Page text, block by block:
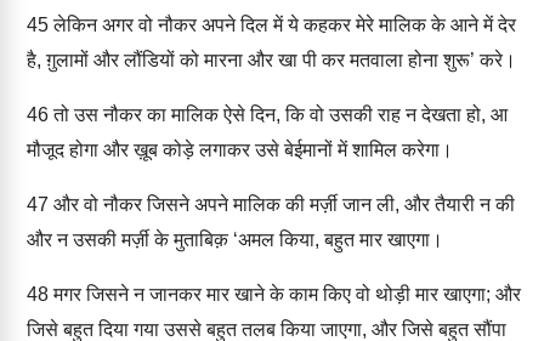
45लेकिन अगर वो नौकर अपने दिल में ये कहकर मेरे मालिक के आने में देर
है, ग़ुलामों और लौंडियों को मारना और खा पी कर मतवाला होना शुरू’ करे।
46तो उस नौकर का मालिक ऐसे दिन, कि वो उसकी राह न देखता हो, आ
मौजूद होगा और ख़ूब कोड़े लगाकर उसे बेईमानों में शामिल करेगा।
47 और वो नौकर जिसने अपने मालिक की मर्ज़ी जान ली, और तैयारी न की
और न उसकी मर्ज़ी के मुताबिक़ ‘अमल किया, बहुत मार खाएगा।
48मगर जिसने न जानकर मार खाने के काम किए वो थोड़ी मार खाएगा; और
जिसे बहुत दिया गया उससे बहुत तलब किया जाएगा, और जिसे बहुत सौंपा